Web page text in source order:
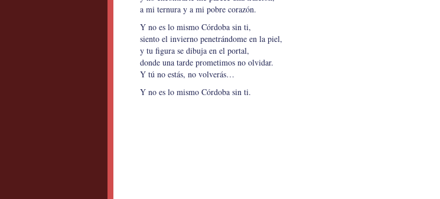
a mi ternura y a mi pobre corazón.
Y no es lo mismo Córdoba sin ti,
siento el invierno penetrándome en la piel,
y tu figura se dibuja en el portal,
donde una tarde prometimos no olvidar.
Y tú no estás, no volverás…
Y no es lo mismo Córdoba sin ti.